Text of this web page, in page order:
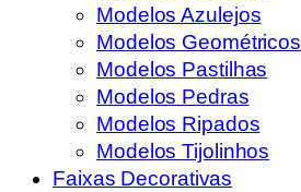
Modelos Azulejos
Modelos Geométricos
Modelos Pastilhas
Modelos Pedras
Modelos Ripados
Modelos Tijolinhos
Faixas Decorativas